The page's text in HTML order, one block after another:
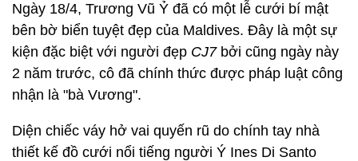
Ngày 18/4, Trương Vũ Ỷ đã có một lễ cưới bí mật
bên bờ biển tuyệt đẹp của Maldives. Đây là một sự
kiện đặc biệt với người đẹp CJ7bởi cũng ngày này
2 năm trước, cô đã chính thức được pháp luật công
nhận là "bà Vương".
Diện chiếc váy hở vai quyến rũ do chính tay nhà
thiết kế đồ cưới nổi tiếng người Ý Ines Di Santo